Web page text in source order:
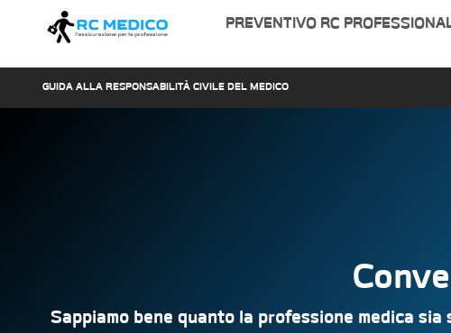
PREVENTIVO RC
GUIDA ALLA RESPONSABILITÀ CIVILE DEL MEDICO
Sappiamo bene quanto la professione medica